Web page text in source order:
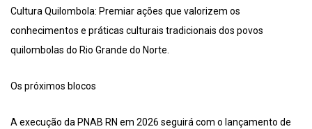
Cultura Quilombola: Premiar ações que valorizem os
conhecimentos e práticas culturais tradicionais dos povos
quilombolas do Rio Grande do Norte.
Os próximos blocos
A execução da PNAB RN em 2026 seguirá com o lançamento de